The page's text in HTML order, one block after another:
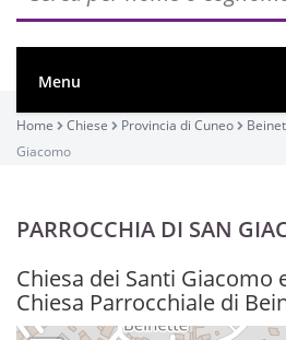
Menu
Home Chiese Provincia di Cuneo
Giacomo
PARROCCHIA DI SAN
Chiesa dei Santi Giacomo
Chiesa Parrocchiale di